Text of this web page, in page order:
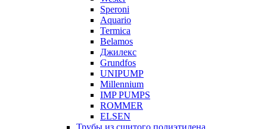
Speroni
Aquario
Termica
Belamos
Джилекс
Grundfos
UNIPUMP
Millennium
IMP PUMPS
ROMMER
ELSEN
Трубы из сшитого полиэтилена